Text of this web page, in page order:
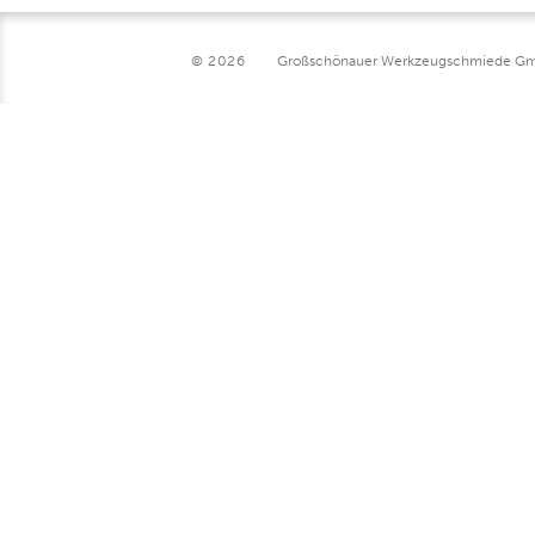
© 2026 Großschönauer Werkzeugschmiede